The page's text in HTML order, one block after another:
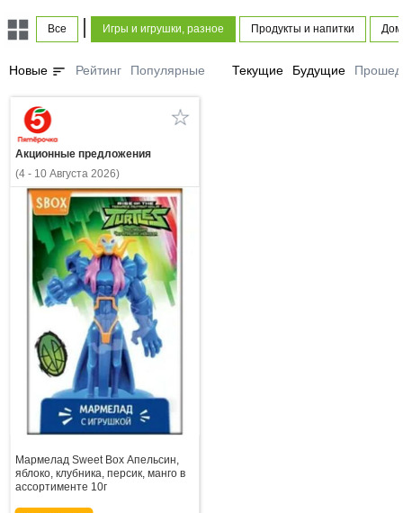
Все Игры и игрушки, разное Продукты и напитки Дом
Новые sort Рейтинг Популярные Текущие Будущие
Акционные предложения
(4 - 10 Августа 2026)
Мармелад Sweet Box Апельсин,
яблоко, клубника, персик, манго в
ассортименте 10г